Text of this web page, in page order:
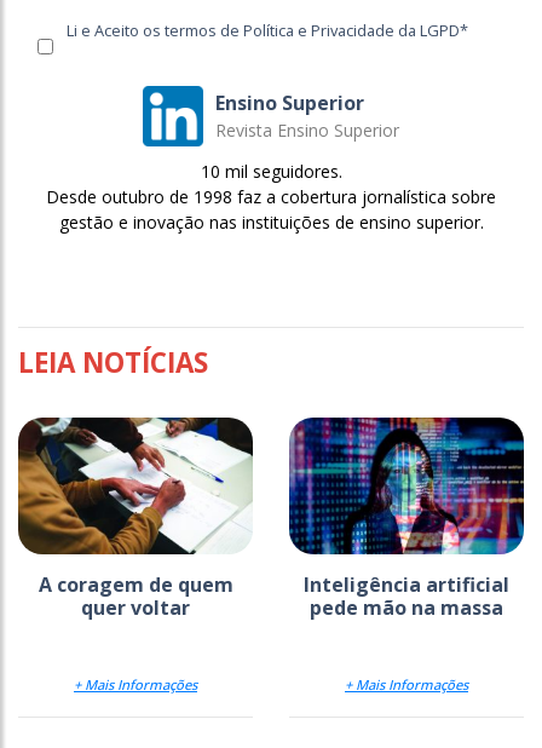
Li e Aceito os termos de Política e Privacidade da LGPD*
Ensino Superior
Revista Ensino Superior
10 mil seguidores.
Desde outubro de 1998 faz a cobertura jornalística sobre
gestão e inovação nas instituições de ensino superior.
LEIA NOTÍCIAS
A coragem de quem
quer voltar
+ Mais Informações
Inteligência artificial
pede mão na massa
+ Mais Informações